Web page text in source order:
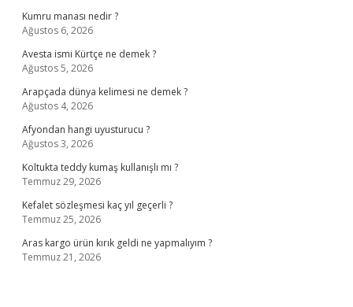
Kumru manası nedir ?
Ağustos 6, 2026
Avesta ismi Kürtçe ne demek ?
Ağustos 5, 2026
Arapçada dünya kelimesi ne demek ?
Ağustos 4, 2026
Afyondan hangi uyusturucu ?
Ağustos 3, 2026
Koltukta teddy kumaş kullanışlı mı ?
Temmuz 29, 2026
Kefalet sözleşmesi kaç yıl geçerli ?
Temmuz 25, 2026
Aras kargo ürün kırık geldi ne yapmalıyım ?
Temmuz 21, 2026